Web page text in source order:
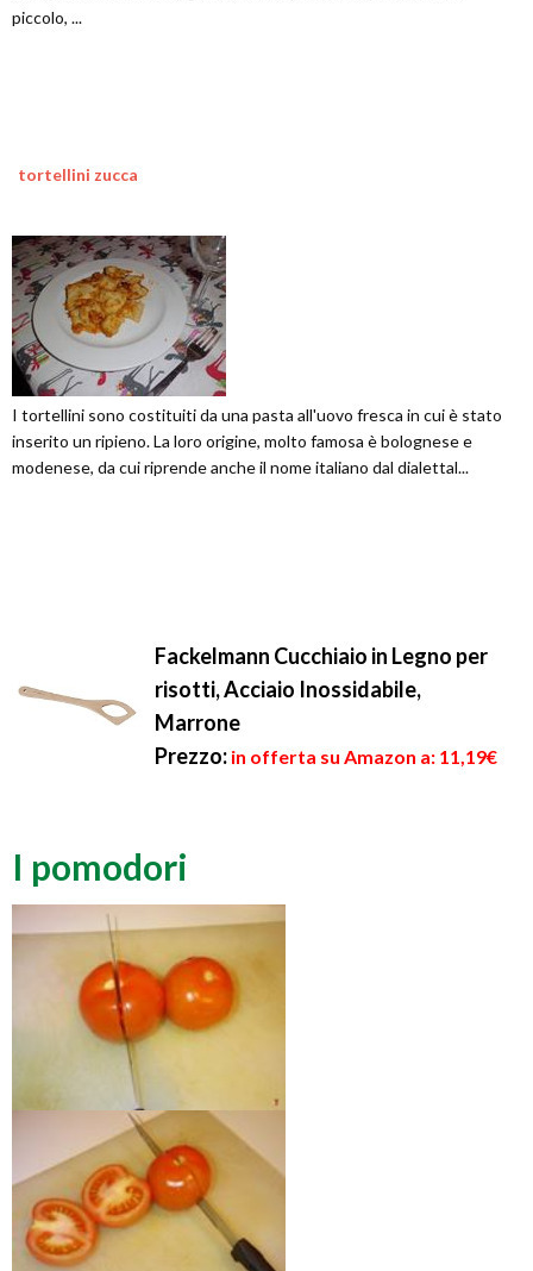
piccolo, ...
tortellini zucca
I tortellini sono costituiti da una pasta all'uovo fresca in cui è stato
inserito un ripieno. La loro origine, molto famosa è bolognese e
modenese, da cui riprende anche il nome italiano dal dialettal...
Fackelmann Cucchiaio in Legno per
risotti, Acciaio Inossidabile,
Marrone
Prezzo: in offerta su Amazon a: 11,19€
I pomodori